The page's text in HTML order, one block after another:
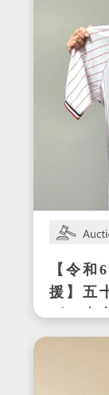
【令
援】五
ズン東
在籍時